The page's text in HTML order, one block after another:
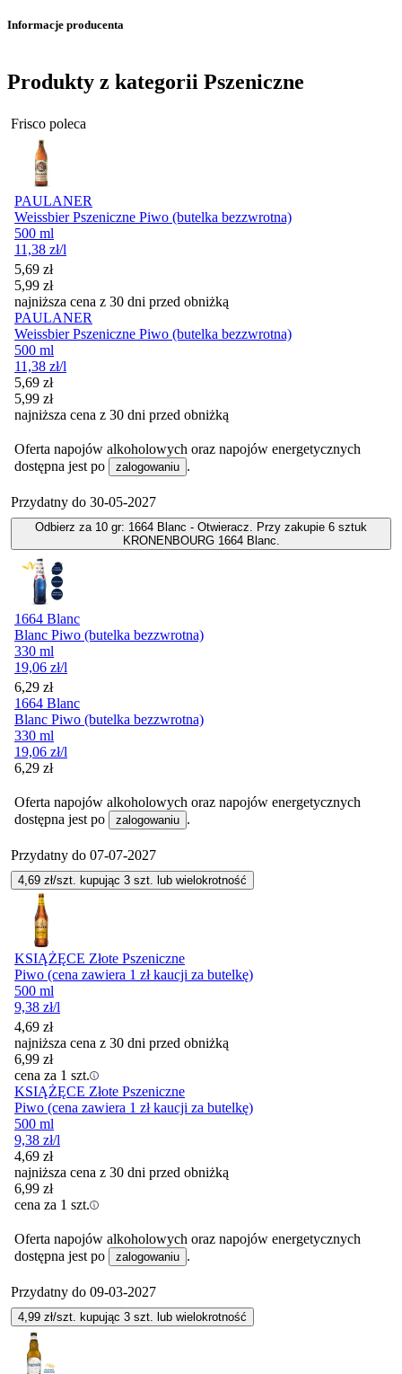
Informacje producenta
Produkty z kategorii Pszeniczne
Frisco poleca
PAULANER
Weissbier Pszeniczne Piwo (butelka bezzwrotna)
500 ml
11,38 zł/l
Cena promocyjna
5,69 zł
5,99 zł
najniższa cena z 30 dni przed obniżką
PAULANER
Weissbier Pszeniczne Piwo (butelka bezzwrotna)
500 ml
11,38 zł/l
Cena promocyjna
5,69 zł
5,99 zł
najniższa cena z 30 dni przed obniżką
Oferta napojów alkoholowych oraz napojów energetycznych
dostępna jest po
zalogowaniu .
Przydatny do 30-05-2027
Odbierz za 10 gr: 1664 Blanc - Otwieracz. Przy zakupie 6 sztuk
KRONENBOURG 1664 Blanc.
1664 Blanc
Blanc Piwo (butelka bezzwrotna)
330 ml
19,06 zł/l
Cena
6,29 zł
1664 Blanc
Blanc Piwo (butelka bezzwrotna)
330 ml
19,06 zł/l
Cena
6,29 zł
Oferta napojów alkoholowych oraz napojów energetycznych
dostępna jest po
zalogowaniu .
Przydatny do 07-07-2027
4,69 zł/szt. kupując 3 szt. lub wielokrotność
KSIĄŻĘCE Złote Pszeniczne
Piwo (cena zawiera 1 zł kaucji za butelkę)
500 ml
9,38 zł/l
4,69 zł
najniższa cena z 30 dni przed obniżką
6,99 zł
cena za 1 szt.
KSIĄŻĘCE Złote Pszeniczne
Piwo (cena zawiera 1 zł kaucji za butelkę)
500 ml
9,38 zł/l
4,69 zł
najniższa cena z 30 dni przed obniżką
6,99 zł
cena za 1 szt.
Oferta napojów alkoholowych oraz napojów energetycznych
dostępna jest po
zalogowaniu .
Przydatny do 09-03-2027
4,99 zł/szt. kupując 3 szt. lub wielokrotność